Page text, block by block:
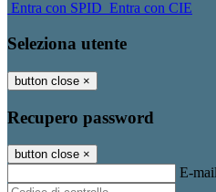
Entra con SPID Entra con CIE
Seleziona utente
button close ×
Recupero password
button close ×
E-mail